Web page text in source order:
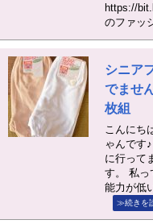
https://
のファッ
シニア
でませ
枚組
こんにち
ゃんです
に行って
す。 私っ
能力が低
≫続きを